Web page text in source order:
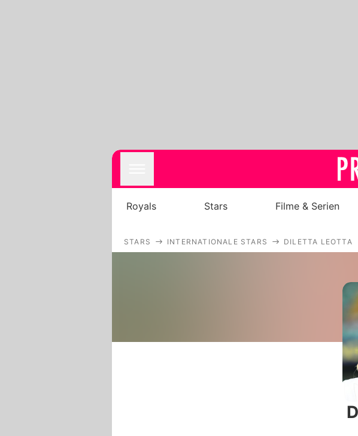
Royals Stars Filme & Serien
STARS INTERNATIONALE STARS DILETTA LEOTTA